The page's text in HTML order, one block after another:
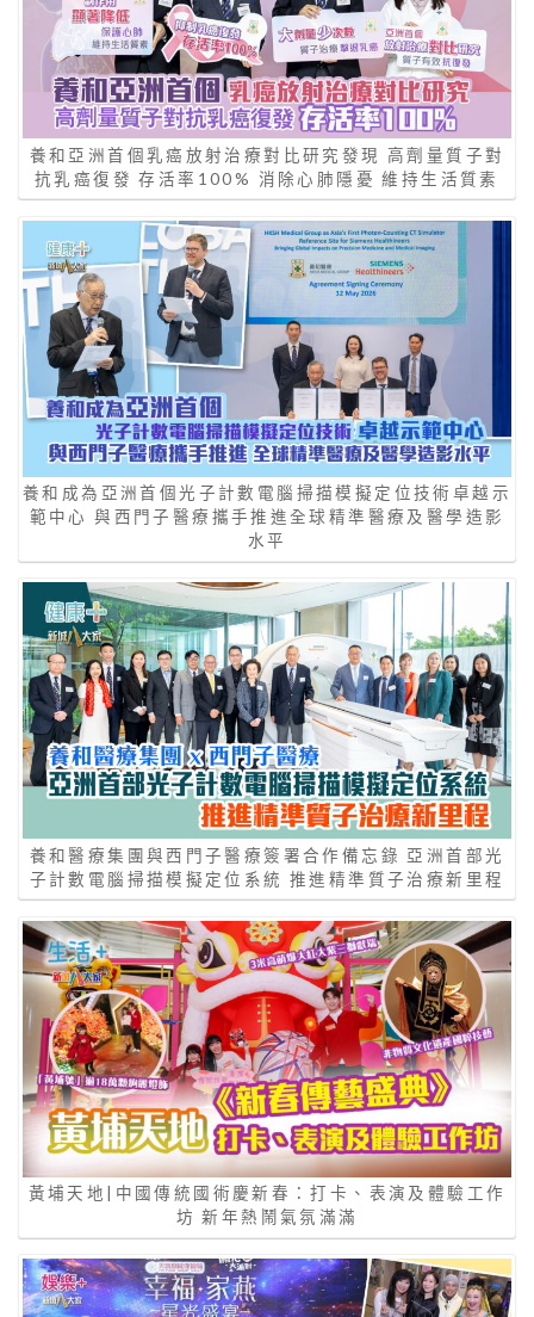
養和亞洲首個乳癌放射治療對比研究發現 高劑量質子對
抗乳癌復發 存活率100% 消除心肺隱憂 維持生活質素
養和成為亞洲首個光子計數電腦掃描模擬定位技術卓越示
範中心 與西門子醫療攜手推進全球精準醫療及醫學造影
水平
養和醫療集團與西門子醫療簽署合作備忘錄 亞洲首部光
子計數電腦掃描模擬定位系統 推進精準質子治療新里程
黃埔天地|中國傳統國術慶新春：打卡、表演及體驗工作
坊 新年熱鬧氣氛滿滿